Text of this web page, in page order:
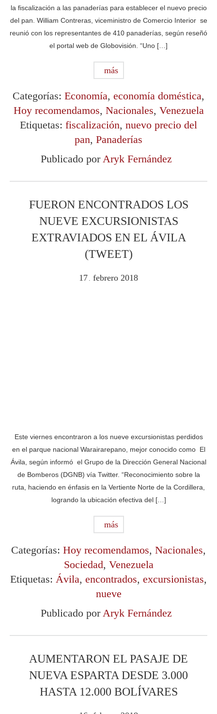
la fiscalización a las panaderías para establecer el nuevo precio
del pan. William Contreras, viceministro de Comercio Interior se
reunió con los representantes de 410 panaderías, según reseñó
el portal web de Globovisión. “Uno […]
más
Categorías: Economía, economía doméstica,
Hoy recomendamos, Nacionales, Venezuela
Etiquetas: fiscalización, nuevo precio del
pan, Panaderías
Publicado porAryk Fernández
FUERON ENCONTRADOS LOS
NUEVE EXCURSIONISTAS
EXTRAVIADOS EN EL ÁVILA
(TWEET)
17 . febrero 2018
Este viernes encontraron a los nueve excursionistas perdidos
en el parque nacional Warairarepano, mejor conocido como El
Ávila, según informó el Grupo de la Dirección General Nacional
de Bomberos (DGNB) vía Twitter. “Reconocimiento sobre la
ruta, haciendo en énfasis en la Vertiente Norte de la Cordillera,
logrando la ubicación efectiva del […]
más
Categorías: Hoy recomendamos, Nacionales,
Sociedad, Venezuela
Etiquetas: Ávila, encontrados, excursionistas,
nueve
Publicado porAryk Fernández
AUMENTARON EL PASAJE DE
NUEVA ESPARTA DESDE 3.000
HASTA 12.000 BOLÍVARES